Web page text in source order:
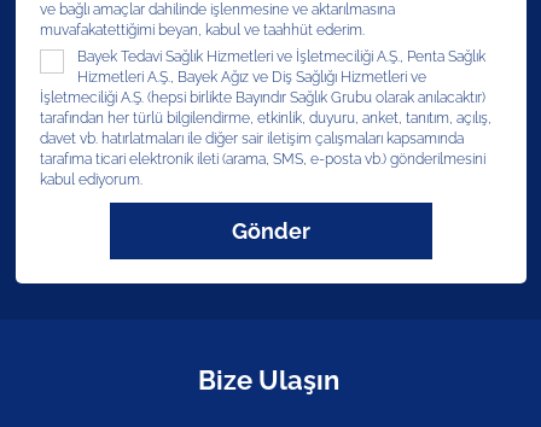
ve bağlı amaçlar dahilinde işlenmesine ve aktarılmasına
muvafakatettiğimi beyan, kabul ve taahhüt ederim.
Bayek Tedavi Sağlık Hizmetleri ve İşletmeciliği A.Ş., Penta Sağlık
Hizmetleri A.Ş., Bayek Ağız ve Diş Sağlığı Hizmetleri ve
İşletmeciliği A.Ş. (hepsi birlikte Bayındır Sağlık Grubu olarak anılacaktır)
tarafından her türlü bilgilendirme, etkinlik, duyuru, anket, tanıtım, açılış,
davet vb. hatırlatmaları ile diğer sair iletişim çalışmaları kapsamında
tarafıma ticari elektronik ileti (arama, SMS, e-posta vb.) gönderilmesini
kabul ediyorum.
Gönder
Bize Ulaşın